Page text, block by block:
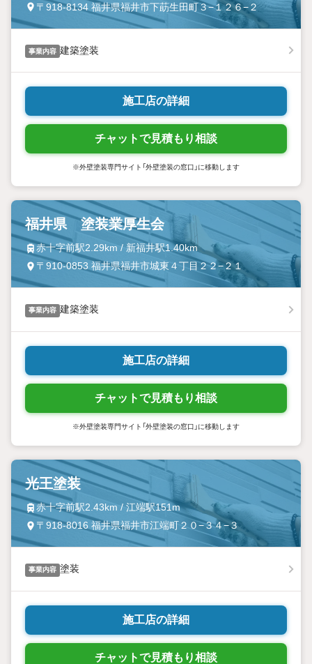
〒918-8134 福井県福井市下莇生田町３−１２６−２
事業内容 建築塗装
施工店の詳細
チャットで見積もり相談
※外壁塗装専門サイト「外壁塗装の窓口」に移動します
福井県 塗装業厚生会
赤十字前駅2.29km / 新福井駅1.40km
〒910-0853 福井県福井市城東４丁目２２−２１
事業内容 建築塗装
施工店の詳細
チャットで見積もり相談
※外壁塗装専門サイト「外壁塗装の窓口」に移動します
光王塗装
赤十字前駅2.43km / 江端駅151m
〒918-8016 福井県福井市江端町２０−３４−３
事業内容 塗装
施工店の詳細
チャットで見積もり相談